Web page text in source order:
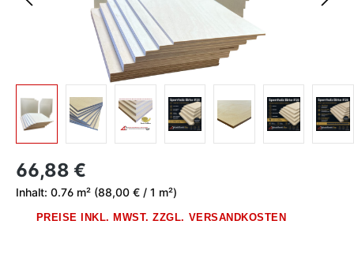
Regulärer Preis:
66,88 €
Inhalt: 0.76 m² (88,00 € / 1 m²)
PREISE INKL. MWST. ZZGL. VERSANDKOSTEN